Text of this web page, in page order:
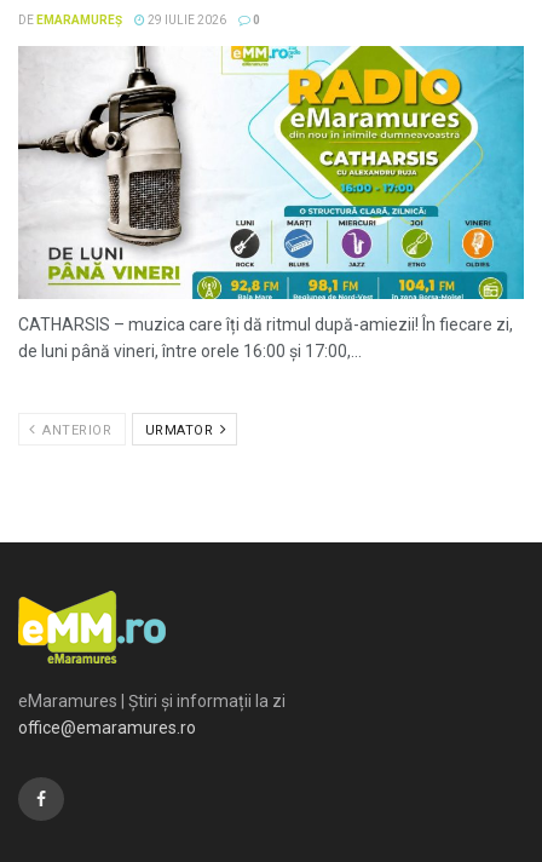
DE EMARAMUREȘ 29 IULIE 2026 0
CATHARSIS – muzica care îți dă ritmul după-amiezii! În fiecare zi,
de luni până vineri, între orele 16:00 și 17:00,...
ANTERIOR URMATOR
eMaramures | Știri și informații la zi
office@emaramures.ro